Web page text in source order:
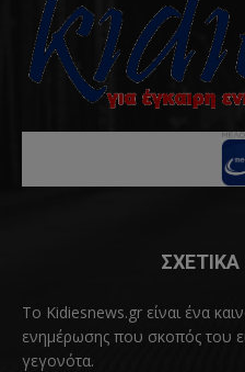
Το Kidiesnews.gr είναι ένα
ενημέρωσης που σκοπός του
γεγονότα.